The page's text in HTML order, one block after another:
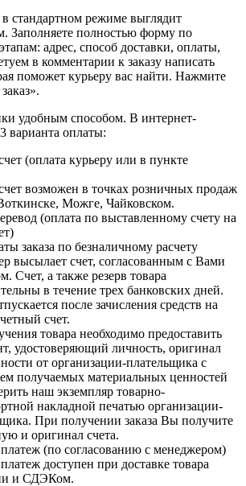
стандартном режиме выглядит
Заполняете полностью форму по
адрес, способ доставки, оплаты,
в комментарии к заказу написать
поможет курьеру вас найти. Нажмите
удобным способом. В интернет-
варианта оплаты:
(оплата курьеру или в пункте
возможен в точках розничных продаж
Можге, Чайковском.
(оплата по выставленному счету на
заказа по безналичному расчету
высылает счет, согласованным с Вами
Счет, а также резерв товара
в течение трех банковских дней.
после зачисления средств на
счет.
товара необходимо предоставить
удостоверяющий личность, оригинал
от организации-плательщика с
получаемых материальных ценностей
наш экземпляр товарно-
накладной печатью организации-
При получении заказа Вы получите
и оригинал счета.
(по согласованию с менеджером)
доступен при доставке товара
и СДЭКом.